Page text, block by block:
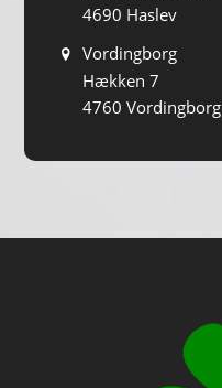
4690 Haslev
Vordingborg
Hækken 7
4760 Vordingborg